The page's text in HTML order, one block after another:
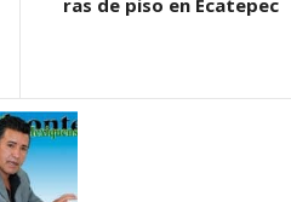
ras de piso en Ecatepec